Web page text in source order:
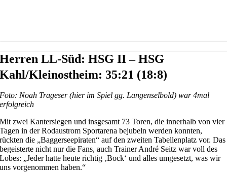
Herren LL-Süd: HSG II – HSG
Kahl/Kleinostheim: 35:21 (18:8)
Foto: Noah Trageser (hier im Spiel gg. Langenselbold) war 4mal
erfolgreich
Mit zwei Kantersiegen und insgesamt 73 Toren, die innerhalb von vier
Tagen in der Rodaustrom Sportarena bejubeln werden konnten,
rückten die „Baggerseepiraten“ auf den zweiten Tabellenplatz vor. Das
begeisterte nicht nur die Fans, auch Trainer André Seitz war voll des
Lobes: „Jeder hatte heute richtig ‚Bock‘ und alles umgesetzt, was wir
uns vorgenommen haben.“